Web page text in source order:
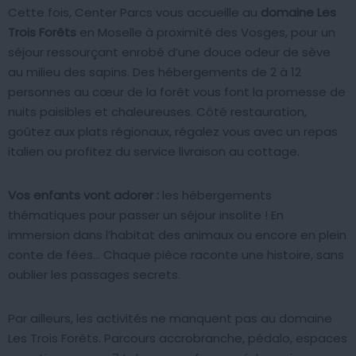
Cette fois, Center Parcs vous accueille au domaine Les
Trois Forêts en Moselle à proximité des Vosges, pour un
séjour ressourçant enrobé d’une douce odeur de sève
au milieu des sapins. Des hébergements de 2 à 12
personnes au cœur de la forêt vous font la promesse de
nuits paisibles et chaleureuses. Côté restauration,
goûtez aux plats régionaux, régalez vous avec un repas
italien ou profitez du service livraison au cottage.
Vos enfants vont adorer : les hébergements
thématiques pour passer un séjour insolite ! En
immersion dans l’habitat des animaux ou encore en plein
conte de fées… Chaque pièce raconte une histoire, sans
oublier les passages secrets.
Par ailleurs, les activités ne manquent pas au domaine
Les Trois Forêts. Parcours accrobranche, pédalo, espaces